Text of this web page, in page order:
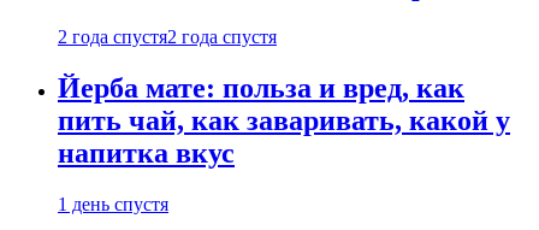
2 года спустя2 года спустя
Йерба мате: польза и вред, как
пить чай, как заваривать, какой у
напитка вкус
1 день спустя